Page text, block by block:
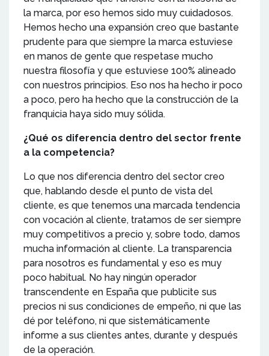
la marca, por eso hemos sido muy cuidadosos.
Hemos hecho una expansión creo que bastante
prudente para que siempre la marca estuviese
en manos de gente que respetase mucho
nuestra filosofía y que estuviese 100% alineado
con nuestros principios. Eso nos ha hecho ir poco
a poco, pero ha hecho que la construcción de la
franquicia haya sido muy sólida.
¿Qué os diferencia dentro del sector frente
a la competencia?
Lo que nos diferencia dentro del sector creo
que, hablando desde el punto de vista del
cliente, es que tenemos una marcada tendencia
con vocación al cliente, tratamos de ser siempre
muy competitivos a precio y, sobre todo, damos
mucha información al cliente. La transparencia
para nosotros es fundamental y eso es muy
poco habitual. No hay ningún operador
transcendente en España que publicite sus
precios ni sus condiciones de empeño, ni que las
dé por teléfono, ni que sistemáticamente
informe a sus clientes antes, durante y después
de la operación.